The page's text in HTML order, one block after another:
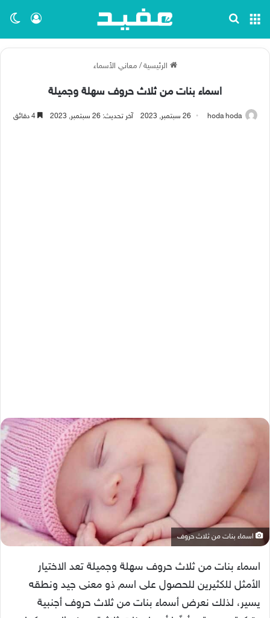
تسجيل القائمة
الرئيسية / معاني الأسماء
اسماء بنات من ثلاث حروف سهلة وجميلة
hoda hoda 26 سبتمبر, 2023 آخر تحديث: 26 سبتمبر, 2023 4 دقائق
اسماء بنات من ثلاث حروف
اسماء بنات من ثلاث حروف سهلة وجميلة تعد الاختيار
الأمثل للكثيرين للحصول على اسم ذو معنى جيد ونطقه
يسير، لذلك نعرض أسماء بنات من ثلاث حروف أجنبية